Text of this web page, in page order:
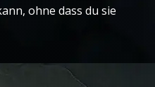
ohne dass du sie